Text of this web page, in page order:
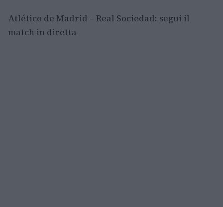
Atlético de Madrid – Real Sociedad: segui il
match in diretta